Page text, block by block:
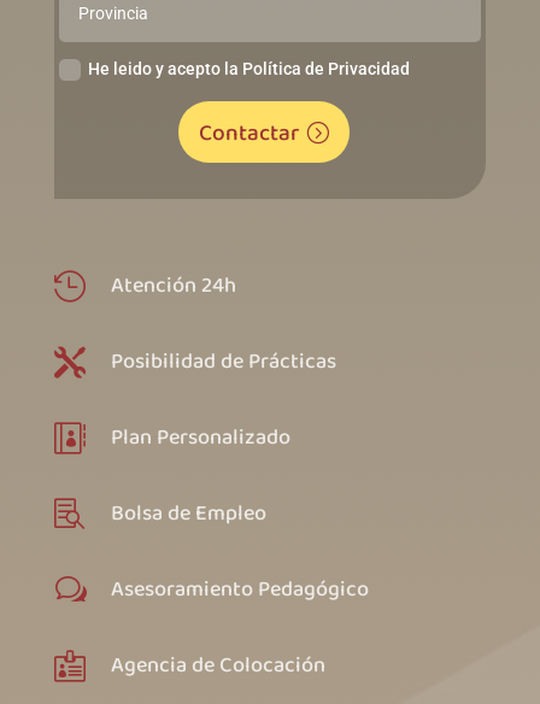
He leido y acepto la Política de Privacidad
Contactar
 Atención 24h
 Posibilidad de Prácticas
 Plan Personalizado
 Bolsa de Empleo
w Asesoramiento Pedagógico
 Agencia de Colocación